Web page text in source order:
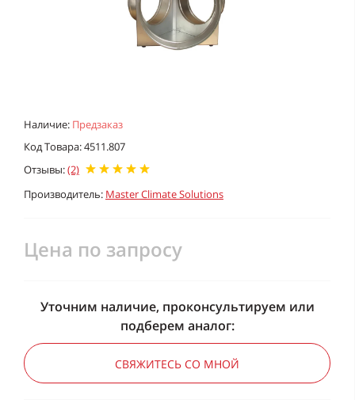
Наличие: Предзаказ
Код Товара: 4511.807
Отзывы:(2)
Производитель: Master Climate Solutions
Цена по запросу
Уточним наличие, проконсультируем или
подберем аналог:
СВЯЖИТЕСЬ СО МНОЙ